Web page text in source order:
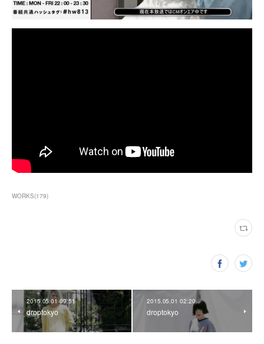
WORKS(179)
2015.05.01 09:51
droptokyo
2015.05.01 02:20
droptokyo